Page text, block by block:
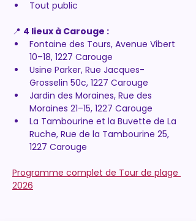
Tout public
📍 4 lieux à Carouge :
Fontaine des Tours, Avenue Vibert
10–18, 1227 Carouge
Usine Parker, Rue Jacques-
Grosselin 50c, 1227 Carouge
Jardin des Moraines, Rue des
Moraines 21–15, 1227 Carouge
La Tambourine et la Buvette de La
Ruche, Rue de la Tambourine 25,
1227 Carouge
Programme complet de Tour de plage
2026